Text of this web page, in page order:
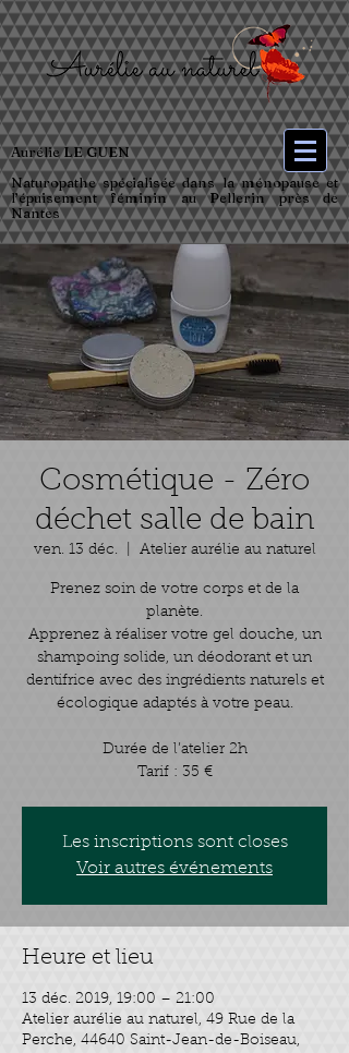
Aurélie LE GUEN
Naturopathe spécialisée dans la ménopause et
l’épuisement féminin au Pellerin près de
Nantes
Cosmétique - Zéro
déchet salle de bain
ven. 13 déc. Atelier aurélie au naturel
Prenez soin de votre corps et de la
planète.
Apprenez à réaliser votre gel douche, un
shampoing solide, un déodorant et un
dentifrice avec des ingrédients naturels et
écologique adaptés à votre peau.
Durée de l’atelier 2h
Tarif : 35 €
Les inscriptions sont closes
Voir autres événements
Heure et lieu
13 déc. 2019, 19:00 – 21:00
Atelier aurélie au naturel, 49 Rue de la
Perche, 44640 Saint-Jean-de-Boiseau,